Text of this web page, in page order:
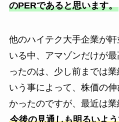
のPERであると思います。
他のハイテク大手企業が
いる中、アマゾンだけが
ったのは、少し前までは
いう事によって、株価の
かったのですが、最近は業
今後の見通しも明るいよ